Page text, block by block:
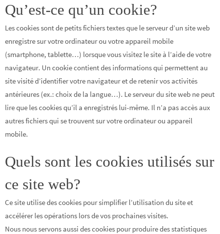
Qu’est-ce qu’un cookie?
Les cookies sont de petits fichiers textes que le serveur d’un site web
enregistre sur votre ordinateur ou votre appareil mobile
(smartphone, tablette…) lorsque vous visitez le site à l’aide de votre
navigateur. Un cookie contient des informations qui permettent au
site visité d’identifier votre navigateur et de retenir vos activités
antérieures (ex.: choix de la langue…). Le serveur du site web ne peut
lire que les cookies qu’il a enregistrés lui-même. Il n’a pas accès aux
autres fichiers qui se trouvent sur votre ordinateur ou appareil
mobile.
Quels sont les cookies utilisés sur
ce site web?
Ce site utilise des cookies pour simplifier l’utilisation du site et
accélérer les opérations lors de vos prochaines visites.
Nous nous servons aussi des cookies pour produire des statistiques